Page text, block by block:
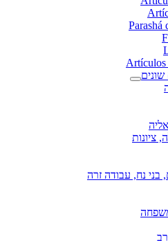
Parashá
Artículos
ציונות
בני נח, עבודה זרה